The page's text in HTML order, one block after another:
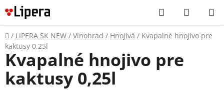
Prejsť
na
obsah
Hľadať
KOŠÍK
Domov
/ LIPERA SK NEW / Vinohrad / Hnojivá / Kvapalné hnojivo pre
kaktusy 0,25l
Kvapalné hnojivo pre
kaktusy 0,25l